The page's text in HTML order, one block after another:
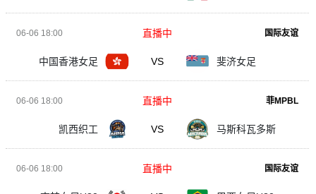
06-06 18:00 国际友谊
中国香港女足 VS 斐济女足
直播中
06-06 18:00 菲MPBL
凯西织工 VS 马斯科瓦多斯
直播中
06-06 18:00 国际友谊
直播中